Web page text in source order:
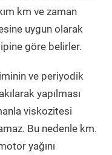
km ve zaman
uygun olarak
göre belirler.
ve periyodik
yapılması
viskozitesi
Bu nedenle km.
yağını